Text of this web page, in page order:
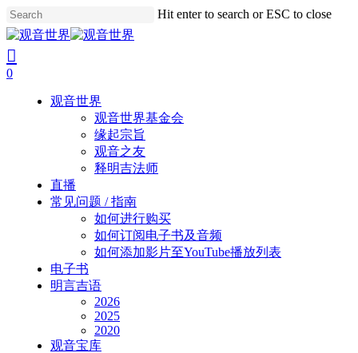
Skip
to
main
content
Hit enter to search or ESC to close
Close
Search
search
account
0
观音世界
观音世界基金会
缘起宗旨
观音之友
释明吉法师
直播
常见问题 / 指南
如何进行购买
如何订阅电子书及音频
如何添加影片至YouTube播放列表
电子书
明言吉语
2026
2025
2020
观音宝库